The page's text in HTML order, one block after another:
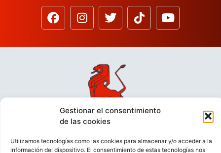
Gestionar el consentimiento
de las cookies
Utilizamos tecnologías como las cookies para almacenar y/o acceder a la
información del dispositivo. El consentimiento de estas tecnologías nos